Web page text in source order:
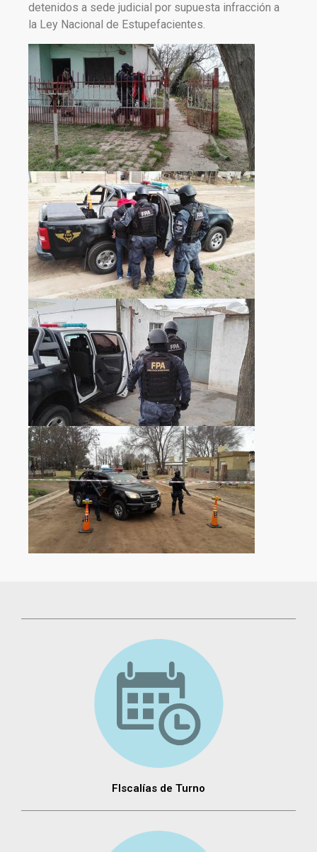
detenidos a sede judicial por supuesta infracción a
la Ley Nacional de Estupefacientes.
FIscalías de Turno